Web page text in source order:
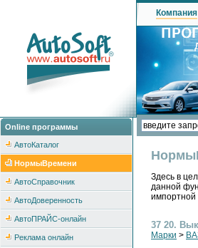
Online программы
АвтоКаталог
НормыВремени
АвтоСправочник
АвтоДоверенность
АвтоПРАЙС-онлайн
Реклама онлайн
Компания
Здесь в
данной
импортной
37 20.
Марки >